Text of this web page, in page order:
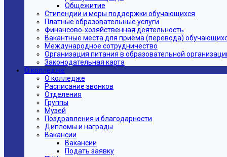
Общежитие
Стипендии и меры поддержки обучающихся
Платные образовательные услуги
Финансово-хозяйственная деятельность
Вакантные места для приёма (перевода)
Международное сотрудничество
Организация питания в образовательной
Законодательная карта
О колледже
О колледже
Расписание звонков
Отделения
Группы
Музей
Поздравления и благодарности
Дипломы и награды
Вакансии
Вакансии
Подать заявку